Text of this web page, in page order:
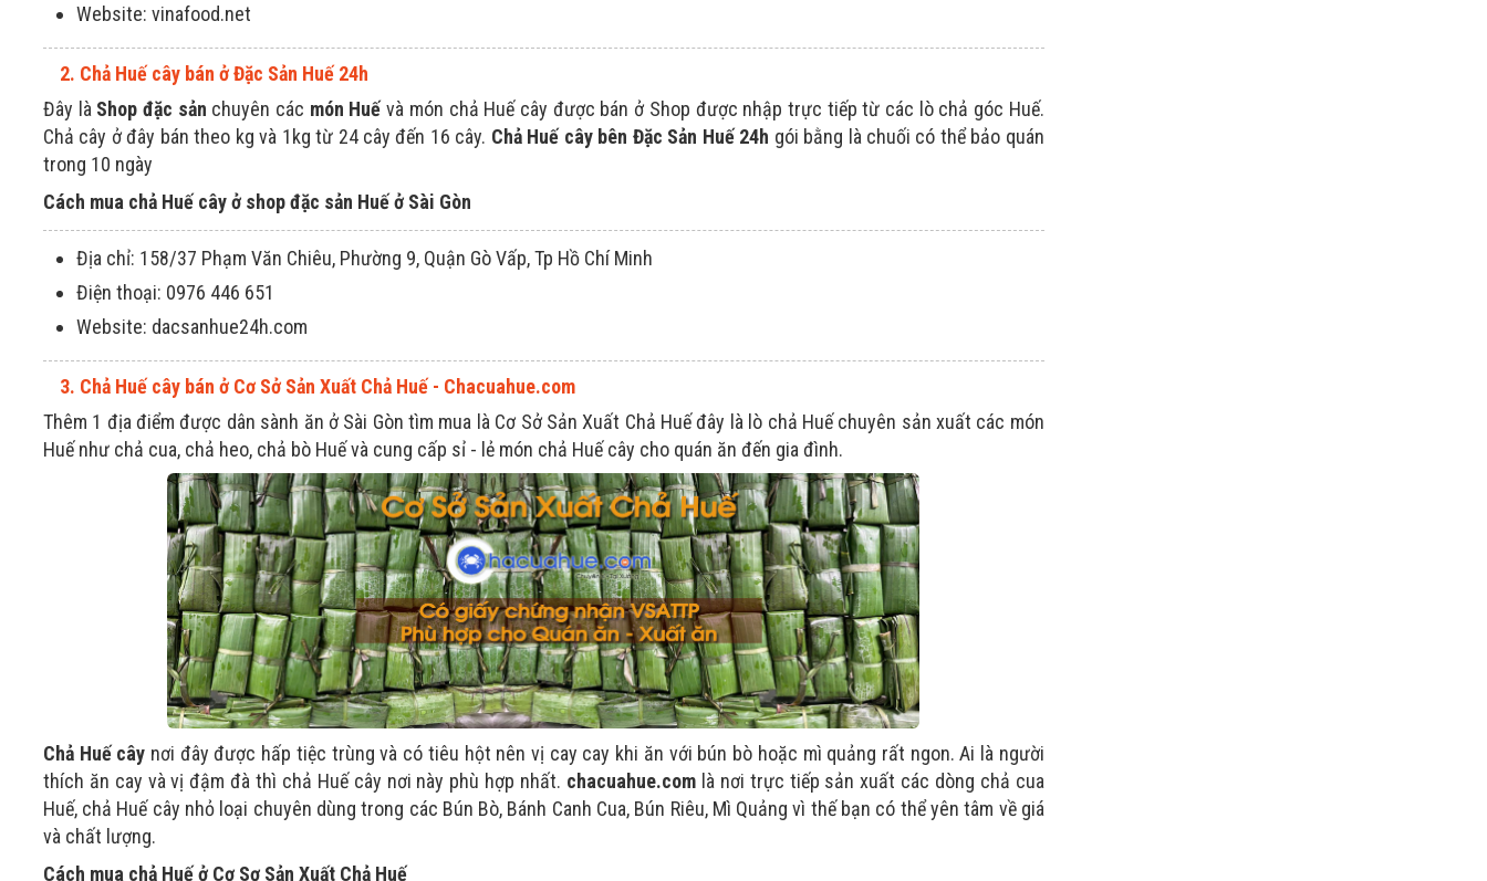
Website: vinafood.net
2. Chả Huế cây bán ở Đặc Sản Huế 24h
Đây là Shop đặc sản chuyên các món Huếvà món chả Huế cây được bán ở Shop được nhập trực tiếp từ các lò chả góc Huế.
Chả cây ở đây bán theo kg và 1kg từ 24 cây đến 16 cây. Chả Huế cây bên Đặc Sản Huế 24h gói bằng là chuối có thể bảo quán
trong 10 ngày
Cách mua chả Huế cây ở shop đặc sản Huế ở Sài Gòn
Địa chỉ: 158/37 Phạm Văn Chiêu, Phường 9, Quận Gò Vấp, Tp Hồ Chí Minh
Điện thoại: 0976 446 651
Website: dacsanhue24h.com
3. Chả Huế cây bán ở Cơ Sở Sản Xuất Chả Huế - Chacuahue.com
Thêm 1 địa điểm được dân sành ăn ở Sài Gòn tìm mua là Cơ Sở Sản Xuất Chả Huế đây là lò chả Huế chuyên sản xuất các món
Huế như chả cua, chả heo, chả bò Huế và cung cấp sỉ - lẻ món chả Huế cây cho quán ăn đến gia đình.
Chả Huế cây nơi đây được hấp tiệc trùng và có tiêu hột nên vị cay cay khi ăn với bún bò hoặc mì quảng rất ngon. Ai là người
thích ăn cay và vị đậm đà thì chả Huế cây nơi này phù hợp nhất. chacuahue.com là nơi trực tiếp sản xuất các dòng chả cua
Huế, chả Huế cây nhỏ loại chuyên dùng trong các Bún Bò, Bánh Canh Cua, Bún Riêu, Mì Quảng vì thế bạn có thể yên tâm về giá
và chất lượng.
Cách mua chả Huế ở Cơ Sơ Sản Xuất Chả Huế